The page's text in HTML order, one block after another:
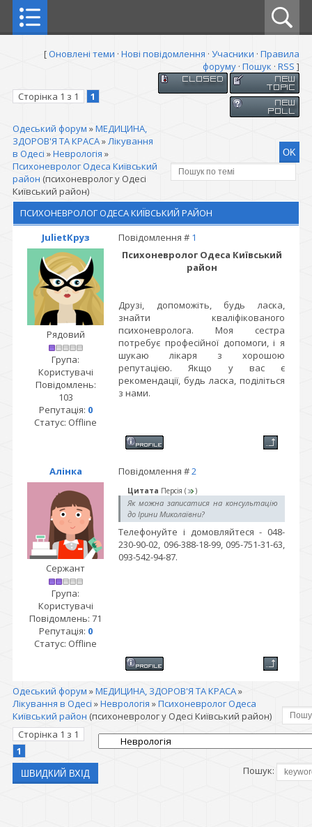
[Оновлені теми · Нові повідомлення · Учасники · Правила
форуму · Пошук · RSS ]
Сторінка 1 з 1 1
Одеський форум »МЕДИЦИНА,
ЗДОРОВ'Я ТА КРАСА»Лікування
в Одесі »Неврологія »
Психоневролог Одеса Київський
район (психоневролог у Одесі
Київський район)
ПСИХОНЕВРОЛОГ ОДЕСА КИЇВСЬКИЙ РАЙОН
JulietКруз
Повідомлення # 1
Рядовий
Група:
Користувачі
Повідомлень:
103
Репутація: 0
Статус: Offline
Психоневролог Одеса Київський
район
Друзі, допоможіть, будь ласка,
знайти кваліфікованого
психоневролога. Моя сестра
потребує професійної допомоги, і я
шукаю лікаря з хорошою
репутацією. Якщо у вас є
рекомендації, будь ласка, поділіться
з нами.
Алінка Повідомлення #2
Сержант
Група:
Користувачі
Повідомлень: 71
Репутація: 0
Статус: Offline
Цитата Персія ( )
Як можна записатися на консультацію
до Ірини Миколаївни?
Телефонуйте і домовляйтеся - 048-
230-90-02, 096-388-18-99, 095-751-31-63,
093-542-94-87.
Одеський форум »МЕДИЦИНА, ЗДОРОВ'Я ТА КРАСА»
Лікування в Одесі »Неврологія »Психоневролог Одеса
Київський район (психоневролог у Одесі Київський район)
Сторінка 1 з 1
1
Пошук: